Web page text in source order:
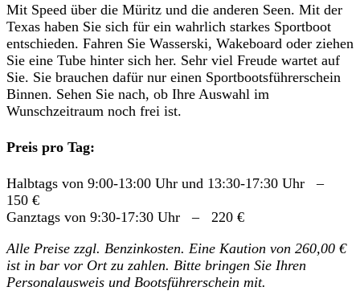
Mit Speed über die Müritz und die anderen Seen. Mit der
Texas haben Sie sich für ein wahrlich starkes Sportboot
entschieden. Fahren Sie Wasserski, Wakeboard oder ziehen
Sie eine Tube hinter sich her. Sehr viel Freude wartet auf
Sie. Sie brauchen dafür nur einen Sportbootsführerschein
Binnen. Sehen Sie nach, ob Ihre Auswahl im
Wunschzeitraum noch frei ist.
Preis pro Tag:
Halbtags von 9:00-13:00 Uhr und 13:30-17:30 Uhr –
150 €
Ganztags von 9:30-17:30 Uhr – 220 €
Alle Preise zzgl. Benzinkosten. Eine Kaution von 260,00 €
ist in bar vor Ort zu zahlen. Bitte bringen Sie Ihren
Personalausweis und Bootsführerschein mit.